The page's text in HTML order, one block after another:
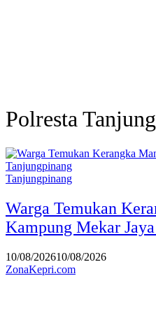
Polresta
Tanjungpinang
Warga Temukan
Kampung Mekar
10/08/202610/08/2026
ZonaKepri.com